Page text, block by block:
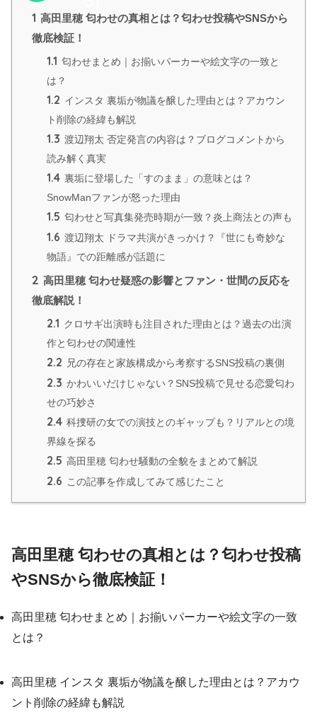
1 高田里穂 匂わせの真相とは？匂わせ投稿やSNSから
徹底検証！
1.1 匂わせまとめ｜お揃いパーカーや絵文字の一致と
は？
1.2 インスタ 裏垢が物議を醸した理由とは？アカウン
ト削除の経緯も解説
1.3 渡辺翔太 否定発言の内容は？ブログコメントから
読み解く真実
1.4 裏垢に登場した「すのまま」の意味とは？
SnowManファンが怒った理由
1.5 匂わせと写真集発売時期が一致？炎上商法との声も
1.6 渡辺翔太 ドラマ共演がきっかけ？『世にも奇妙な
物語』での距離感が話題に
2 高田里穂 匂わせ疑惑の影響とファン・世間の反応を
徹底解説！
2.1 クロサギ出演時も注目された理由とは？過去の出演
作と匂わせの関連性
2.2 兄の存在と家族構成から考察するSNS投稿の裏側
2.3 かわいいだけじゃない？SNS投稿で見せる恋愛匂わ
せの巧妙さ
2.4 科捜研の女での演技とのギャップも？リアルとの境
界線を探る
2.5 高田里穂 匂わせ騒動の全貌をまとめて解説
2.6 この記事を作成してみて感じたこと
高田里穂 匂わせの真相とは？匂わせ投稿
やSNSから徹底検証！
高田里穂 匂わせまとめ｜お揃いパーカーや絵文字の一致
とは？
高田里穂 インスタ 裏垢が物議を醸した理由とは？アカウ
ント削除の経緯も解説